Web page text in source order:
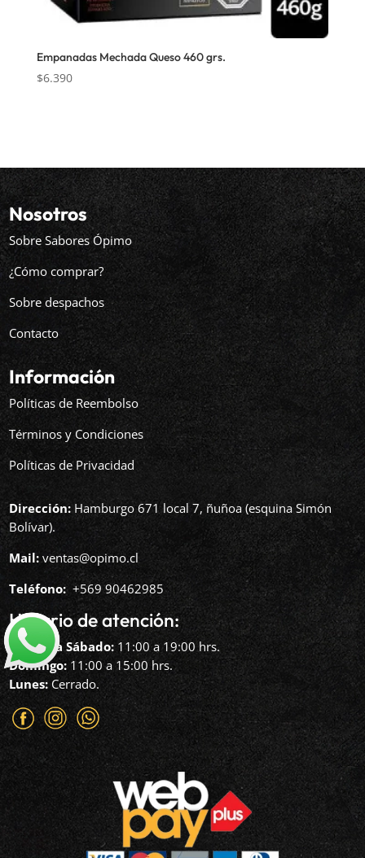
Empanadas Mechada Queso 460 grs.
$6.390
Nosotros
Sobre Sabores Ópimo
¿Cómo comprar?
Sobre despachos
Contacto
Información
Políticas de Reembolso
Términos y Condiciones
Políticas de Privacidad
Dirección: Hamburgo 671 local 7, ñuñoa (esquina Simón
Bolívar).
Mail: ventas@opimo.cl
Teléfono: ‪+569 90462985‬
Horario de atención:
Martes a Sábado: 11:00 a 19:00 hrs.
Domingo: 11:00 a 15:00 hrs.
Lunes: Cerrado.